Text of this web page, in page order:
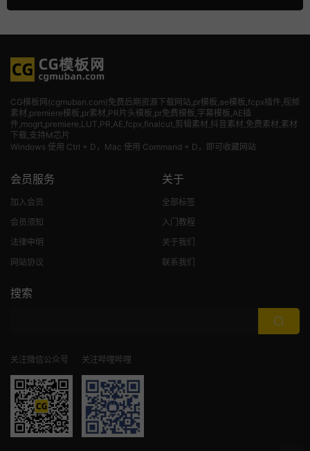
CG模板网(cgmuban.com)免费后期资源下载网站,pr模板,ae模板,fcpx插件,视频
素材 ,premiere模板,pr素材,PR片头模板,pr免费模板,字幕模板,AE插
件,mogrt,premiere,LUT,PR,AE,fcpx,finalcut,剪辑素材,抖音素材,免费素材,素材
下载,支持M芯片
Windows 使用 Ctrl + D，Mac 使用 Command + D，即可收藏网站
会员服务
加入会员
会员须知
法律申明
网站协议
关于
全部标签
入门教程
关于我们
联系我们
搜索
关注微信公众号 关注哔哩哔哩